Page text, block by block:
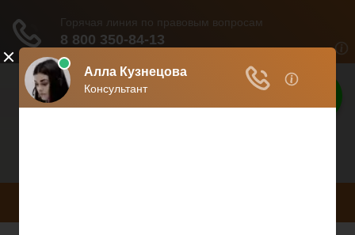
Лучшие